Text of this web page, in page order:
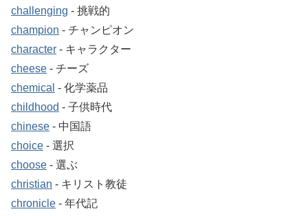
challenging ‐ 挑戦的
champion ‐ チャンピオン
character ‐ キャラクター
cheese ‐ チーズ
chemical ‐ 化学薬品
childhood ‐ 子供時代
chinese ‐ 中国語
choice ‐ 選択
choose ‐ 選ぶ
christian ‐ キリスト教徒
chronicle ‐ 年代記